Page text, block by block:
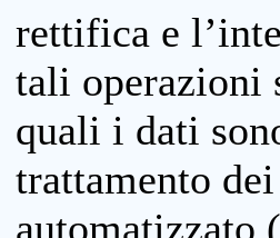
rettifica e
tali operazioni
quali i dati
trattamento
automatizzato